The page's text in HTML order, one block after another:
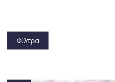
Φίλτρα